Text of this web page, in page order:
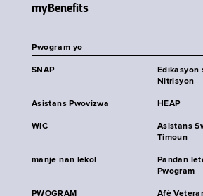
myBenefits
Pwogram yo
SNAP
Edikasyon
Nitrisyon
Asistans Pwovizwa HEAP
WIC
Asistans
Timoun
manje nan lekol
Pandan
Pwogram
PWOGRAM
Afè